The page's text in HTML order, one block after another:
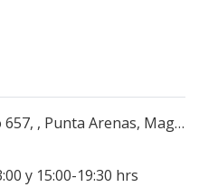
Arenas, Magallanes, Chile
y 15:00-19:30 hrs